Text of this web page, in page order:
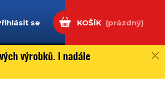
se KOŠÍK (prázdný)
výrobků. I nadále